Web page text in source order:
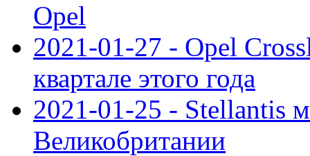
Opel
2021-01-27 - Opel
квартале этого года
2021-01-25 - Stellantis
Великобритании